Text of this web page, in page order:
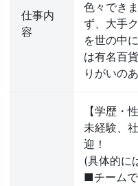
仕事内
容
色々でき
ず、大手
を世の中
は有名百
りがいの
【学歴・
未経験、
迎！
(具体的に
■チーム